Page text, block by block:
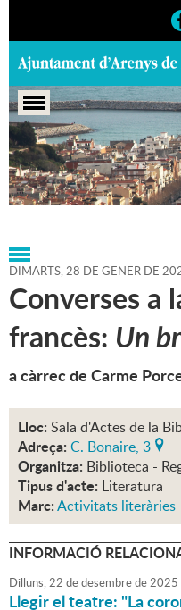
Portada > Regidories >
Fita > Agenda > 28-01-
DIMARTS,28 DE GENER DE
Converses a
francès: Un
a càrrec de Carme
Lloc: Sala d'Actes de la
Adreça: C. Bonaire, 3
Organitza: Biblioteca -
Tipus d'acte: Literatura
Marc:Activitats literàries
INFORMACIÓ
Dilluns,22 dedesembrede2025
Llegir el teatre: "La